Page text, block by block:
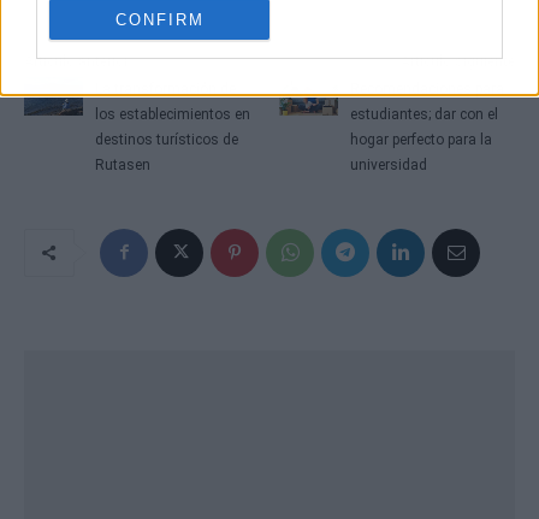
CONFIRM
Artículo anterior
los establecimientos en
destinos turísticos de
Rutasen
Artículo siguiente
estudiantes; dar con el
hogar perfecto para la
universidad